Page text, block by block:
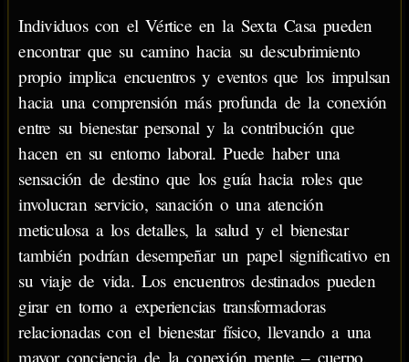
Individuos con el Vértice en la Sexta Casa pueden
encontrar que su camino hacia su descubrimiento
propio implica encuentros y eventos que los impulsan
hacia una comprensión más profunda de la conexión
entre su bienestar personal y la contribución que
hacen en su entorno laboral. Puede haber una
sensación de destino que los guía hacia roles que
involucran servicio, sanación o una atención
meticulosa a los detalles, la salud y el bienestar
también podrían desempeñar un papel significativo en
su viaje de vida. Los encuentros destinados pueden
girar en torno a experiencias transformadoras
relacionadas con el bienestar físico, llevando a una
mayor conciencia de la conexión mente – cuerpo.